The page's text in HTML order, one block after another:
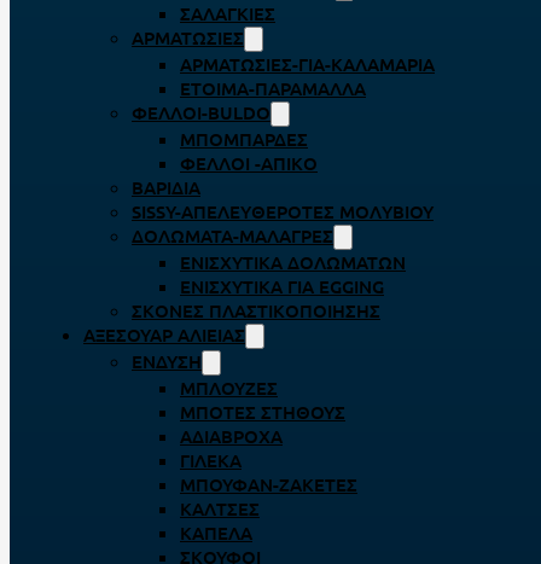
ΣΑΛΑΓΚΙΈΣ
ΑΡΜΑΤΩΣΙΈΣ
ΑΡΜΑΤΩΣΙΈΣ-ΓΙΑ-ΚΑΛΑΜΆΡΙΑ
ΈΤΟΙΜΑ-ΠΑΡΆΜΑΛΛΑ
ΦΕΛΛΟΊ-BULDO
ΜΠΟΜΠΆΡΔΕΣ
ΦΕΛΛΟΊ -ΑΠΊΚΟ
ΒΑΡΊΔΙΑ
SISSY-ΑΠΕΛΕΥΘΕΡΟΤΈΣ ΜΟΛΥΒΙΟΎ
ΔΟΛΏΜΑΤΑ-ΜΑΛΆΓΡΕΣ
ΕΝΙΣΧΥΤΙΚΆ ΔΟΛΩΜΆΤΩΝ
ΕΝΙΣΧΥΤΙΚΆ ΓΙΑ EGGING
ΣΚΌΝΕΣ ΠΛΑΣΤΙΚΟΠΟΊΗΣΗΣ
ΑΞΕΣΟΥΆΡ ΑΛΙΕΊΑΣ
ΈΝΔΥΣΗ
ΜΠΛΟΎΖΕΣ
ΜΠΌΤΕΣ ΣΤΉΘΟΥΣ
ΑΔΙΆΒΡΟΧΑ
ΓΙΛΈΚΑ
ΜΠΟΥΦΆΝ-ΖΑΚΈΤΕΣ
ΚΆΛΤΣΕΣ
ΚΑΠΈΛΑ
ΣΚΟΎΦΟΙ